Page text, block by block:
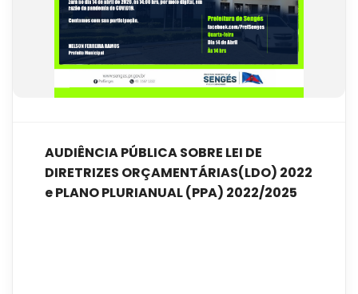
AUDIÊNCIA PÚBLICA SOBRE LEI DE
DIRETRIZES ORÇAMENTÁRIAS(LDO) 2022
e PLANO PLURIANUAL (PPA) 2022/2025